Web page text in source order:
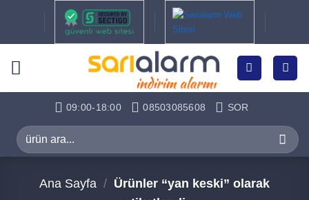
09:00-18:00 08503085608 SOR
Ara:
Ana Sayfa / Ürünler “yan keski” olarak